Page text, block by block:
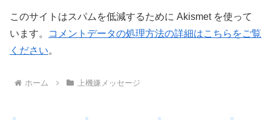
このサイトはスパムを低減するために Akismet を使って
います。
コメントデータの処理方法の詳細はこちらをご覧
ください。
ホーム 上機嫌メッセージ